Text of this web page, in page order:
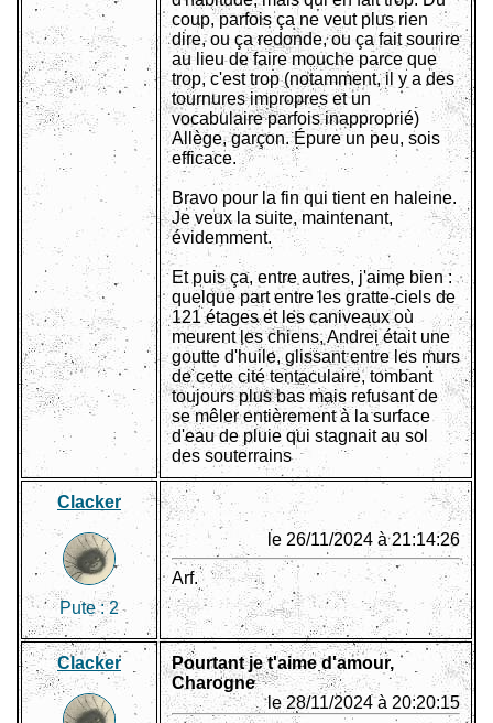
coup, parfois ça ne veut plus rien
dire, ou ça redonde, ou ça fait sourire
au lieu de faire mouche parce que
trop, c'est trop (notamment, il y a des
tournures impropres et un
vocabulaire parfois inapproprié)
Allège, garçon. Épure un peu, sois
efficace.
Bravo pour la fin qui tient en haleine.
Je veux la suite, maintenant,
évidemment.
Et puis ça, entre autres, j'aime bien :
quelque part entre les gratte-ciels de
121 étages et les caniveaux où
meurent les chiens, Andrei était une
goutte d'huile, glissant entre les murs
de cette cité tentaculaire, tombant
toujours plus bas mais refusant de
se mêler entièrement à la surface
d'eau de pluie qui stagnait au sol
des souterrains
Clacker
Pute :2
le 26/11/2024 à 21:14:26
Arf.
Clacker
Pourtant je t'aime d'amour,
Charogne
le 28/11/2024 à 20:20:15